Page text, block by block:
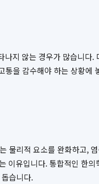
지 않는 경우가 많습니다.
을 감수해야 하는 상황에
물리적 요소를 완화하고,
이유입니다. 통합적인 한의
습니다.